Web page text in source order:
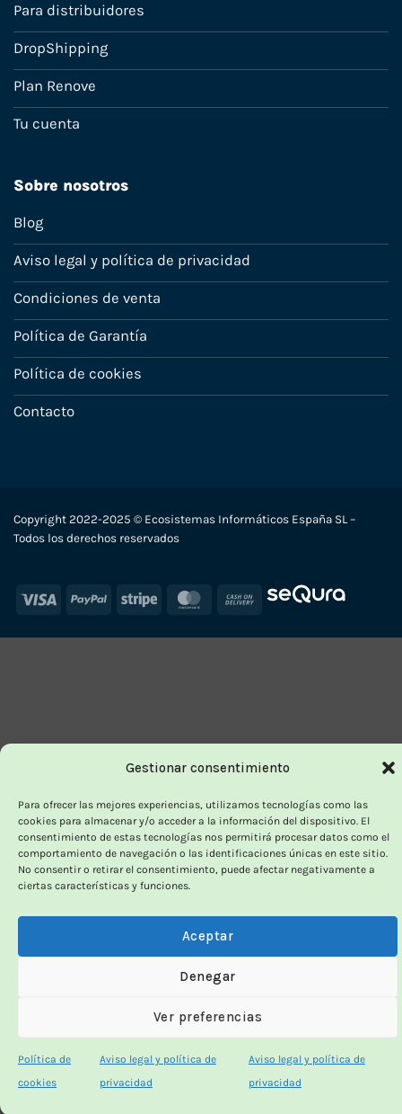
Gestionar consentimiento
Para ofrecer las mejores experiencias, utilizamos tecnologías como las
cookies para almacenar y/o acceder a la información del dispositivo. El
consentimiento de estas tecnologías nos permitirá procesar datos como el
comportamiento de navegación o las identificaciones únicas en este sitio.
No consentir o retirar el consentimiento, puede afectar negativamente a
ciertas características y funciones.
Aceptar
Denegar
Ver preferencias
Política de
cookies
Aviso legal y política de
privacidad
Aviso legal y política de
privacidad
Para distribuidores
DropShipping
Plan Renove
Tu cuenta
Sobre nosotros
Blog
Aviso legal y política de privacidad
Condiciones de venta
Política de Garantía
Política de cookies
Contacto
Copyright 2022-2025 © Ecosistemas Informáticos España SL –
Todos los derechos reservados
Visa PayPal Stripe MasterCard
Cash